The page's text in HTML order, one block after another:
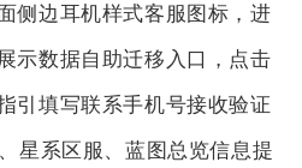
侧边耳机样式客服图标，进
示数据自助迁移入口，点击
引填写联系手机号接收验证
星系区服、蓝图总览信息提